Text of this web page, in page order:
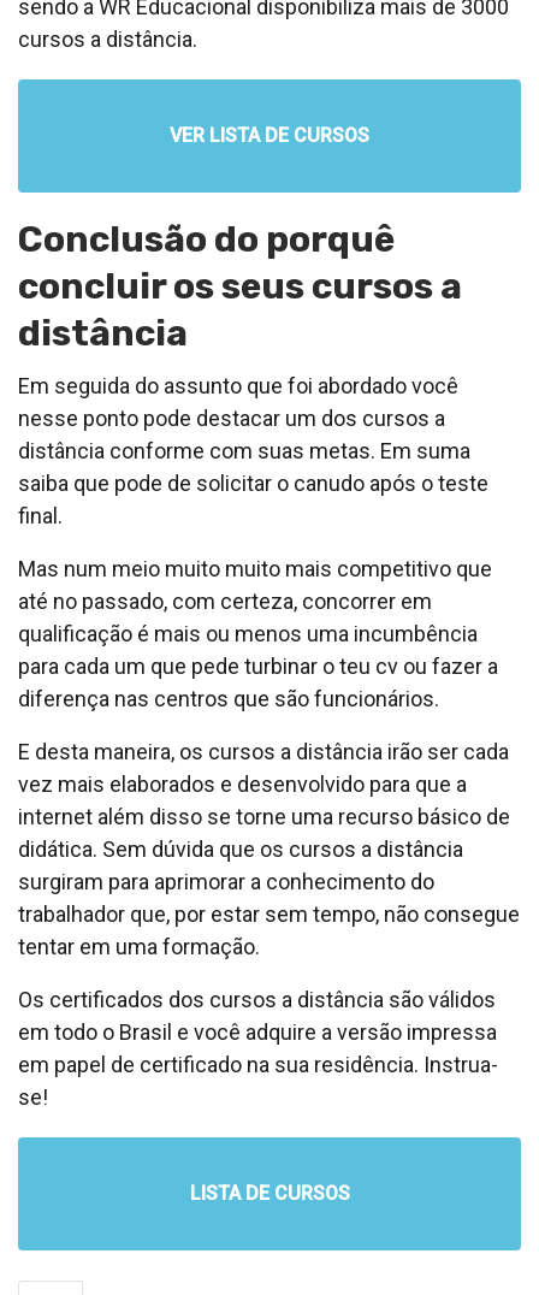
sendo a WR Educacional disponibiliza mais de 3000
cursos a distância.
VER LISTA DE CURSOS
Conclusão do porquê
concluir os seus cursos a
distância
Em seguida do assunto que foi abordado você
nesse ponto pode destacar um dos cursos a
distância conforme com suas metas. Em suma
saiba que pode de solicitar o canudo após o teste
final.
Mas num meio muito muito mais competitivo que
até no passado, com certeza, concorrer em
qualificação é mais ou menos uma incumbência
para cada um que pede turbinar o teu cv ou fazer a
diferença nas centros que são funcionários.
E desta maneira, os cursos a distância irão ser cada
vez mais elaborados e desenvolvido para que a
internet além disso se torne uma recurso básico de
didática. Sem dúvida que os cursos a distância
surgiram para aprimorar a conhecimento do
trabalhador que, por estar sem tempo, não consegue
tentar em uma formação.
Os certificados dos cursos a distância são válidos
em todo o Brasil e você adquire a versão impressa
em papel de certificado na sua residência. Instrua-
se!
LISTA DE CURSOS